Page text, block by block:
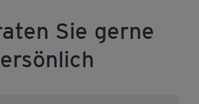
Sie gerne